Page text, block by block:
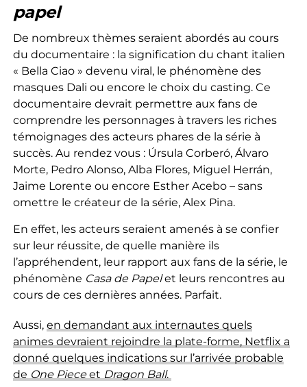
papel
De nombreux thèmes seraient abordés au cours
du documentaire : la signification du chant italien
« Bella Ciao » devenu viral, le phénomène des
masques Dali ou encore le choix du casting. Ce
documentaire devrait permettre aux fans de
comprendre les personnages à travers les riches
témoignages des acteurs phares de la série à
succès. Au rendez vous : Úrsula Corberó, Álvaro
Morte, Pedro Alonso, Alba Flores, Miguel Herrán,
Jaime Lorente ou encore Esther Acebo – sans
omettre le créateur de la série, Alex Pina.
En effet, les acteurs seraient amenés à se confier
sur leur réussite, de quelle manière ils
l’appréhendent, leur rapport aux fans de la série, le
phénomène Casa de Papelet leurs rencontres au
cours de ces dernières années. Parfait.
Aussi, en demandant aux internautes quels
animes devraient rejoindre la plate-forme, Netflix a
donné quelques indications sur l’arrivée probable
de One Pieceet Dragon Ball.